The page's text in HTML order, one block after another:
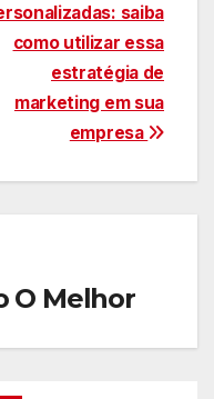
saiba
como utilizar essa
estratégia de
marketing em sua
empresa
O Melhor